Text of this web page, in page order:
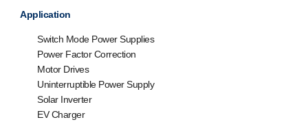
Application
Switch Mode Power Supplies
Power Factor Correction
Motor Drives
Uninterruptible Power Supply
Solar Inverter
EV Charger